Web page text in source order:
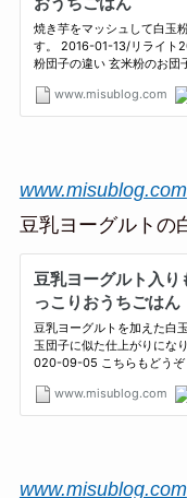
www.misublog.com
豆乳ヨーグルトの
www.misublog.com